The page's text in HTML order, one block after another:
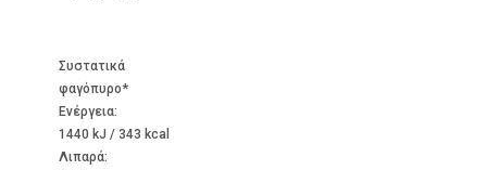
Συστατικά
φαγόπυρο*
Ενέργεια:
1440 kJ / 343 kcal
Λιπαρά: